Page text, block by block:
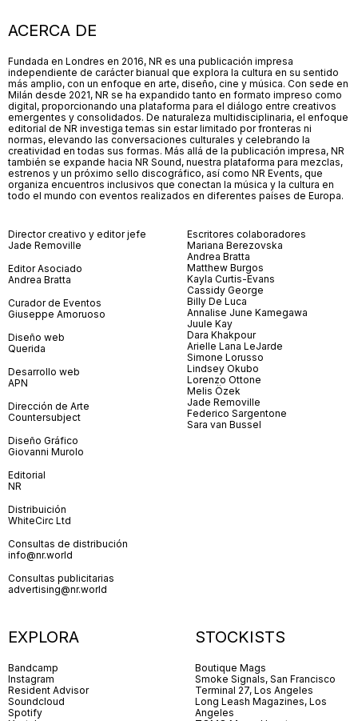
ACERCA DE
Fundada en Londres en 2016, NR es una publicación impresa
independiente de carácter bianual que explora la cultura en su sentido
más amplio, con un enfoque en arte, diseño, cine y música. Con sede en
Milán desde 2021, NR se ha expandido tanto en formato impreso como
digital, proporcionando una plataforma para el diálogo entre creativos
emergentes y consolidados. De naturaleza multidisciplinaria, el enfoque
editorial de NR investiga temas sin estar limitado por fronteras ni
normas, elevando las conversaciones culturales y celebrando la
creatividad en todas sus formas. Más allá de la publicación impresa, NR
también se expande hacia NR Sound, nuestra plataforma para mezclas,
estrenos y un próximo sello discográfico, así como NR Events, que
organiza encuentros inclusivos que conectan la música y la cultura en
todo el mundo con eventos realizados en diferentes países de Europa.
Director creativo y editor jefe
Jade Removille
Editor Asociado
Andrea Bratta
Curador de Eventos
Giuseppe Amoruoso
Diseño web
Querida
Desarrollo web
APN
Dirección de Arte
Countersubject
Diseño Gráfico
Giovanni Murolo
Editorial
NR
Distribuición
WhiteCirc Ltd
Consultas de distribución
info@nr.world
Consultas publicitarias
advertising@nr.world
Escritores colaboradores
Mariana Berezovska
Andrea Bratta
Matthew Burgos
Kayla Curtis-Evans
Cassidy George
Billy De Luca
Annalise June Kamegawa
Juule Kay
Dara Khakpour
Arielle Lana LeJarde
Simone Lorusso
Lindsey Okubo
Lorenzo Ottone
Melis Özek
Jade Removille
Federico Sargentone
Sara van Bussel
EXPLORA
Bandcamp
Instagram
Resident Advisor
Soundcloud
Spotify
STOCKISTS
Boutique Mags
Smoke Signals, San Francisco
Terminal 27, Los Angeles
Long Leash Magazines, Los
Angeles